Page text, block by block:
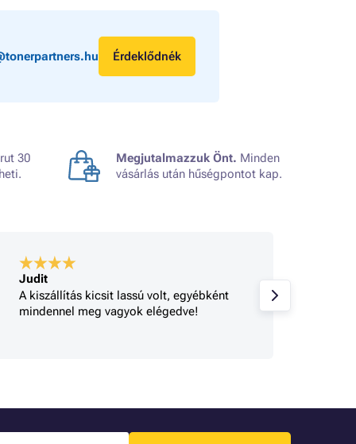
Érdeklődnék
30
Megjutalmazzuk Önt. Minden
vásárlás után hűségpontot kap.
Judit
A kiszállítás kicsit lassú volt, egyébként
mindennel meg vagyok elégedve!